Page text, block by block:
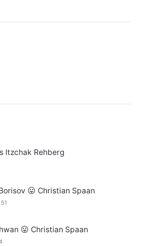
Itzchak Rehberg
😛 Christian Spaan
😛 Christian Spaan